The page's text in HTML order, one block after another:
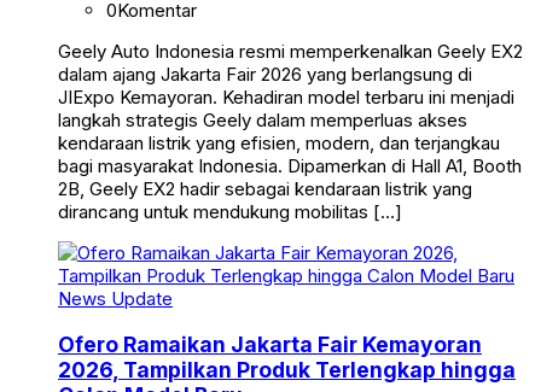
0Komentar
Geely Auto Indonesia resmi memperkenalkan Geely EX2
dalam ajang Jakarta Fair 2026 yang berlangsung di
JIExpo Kemayoran. Kehadiran model terbaru ini menjadi
langkah strategis Geely dalam memperluas akses
kendaraan listrik yang efisien, modern, dan terjangkau
bagi masyarakat Indonesia. Dipamerkan di Hall A1, Booth
2B, Geely EX2 hadir sebagai kendaraan listrik yang
dirancang untuk mendukung mobilitas […]
News Update
Ofero Ramaikan Jakarta Fair Kemayoran
2026, Tampilkan Produk Terlengkap hingga